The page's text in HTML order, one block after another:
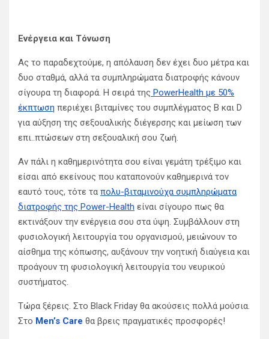
Ενέργεια και Τόνωση
Ας το παραδεχτούμε, η απόλαυση δεν έχει δυο μέτρα και
δυο σταθμά, αλλά τα συμπληρώματα διατροφής κάνουν
σίγουρα τη διαφορά. Η σειρά της PowerHealth με 50%
έκπτωση περιέχει βιταμίνες του συμπλέγματος B και D
για αύξηση της σεξουαλικής διέγερσης και μείωση των
επι..πτώσεων στη σεξουαλική σου ζωή.
Αν πάλι η καθημερινότητα σου είναι γεμάτη τρέξιμο και
είσαι από εκείνους που καταπονούν καθημερινά τον
εαυτό τους, τότε τα πολυ-βιταμινούχα συμπληρώματα
διατροφής της Power-Health είναι σίγουρο πως θα
εκτινάξουν την ενέργεια σου στα ύψη. Συμβάλλουν στη
φυσιολογική λειτουργία του οργανισμού, μειώνουν το
αίσθημα της κόπωσης, αυξάνουν την νοητική διαύγεια και
προάγουν τη φυσιολογική λειτουργία του νευρικού
συστήματος.
Τώρα ξέρεις. Στο Black Friday θα ακούσεις πολλά μούσια.
Στο Men’s Care θα βρεις πραγματικές προσφορές!